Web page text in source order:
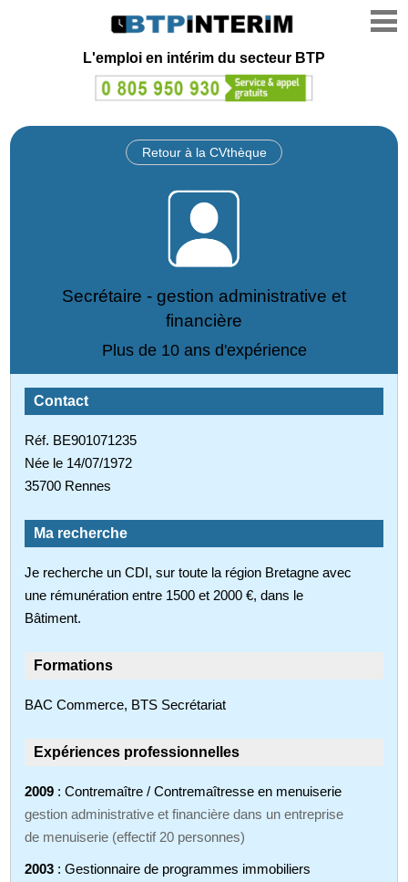
L'emploi en intérim du secteur BTP
Retour à la CVthèque
Secrétaire - gestion administrative et
financière
Plus de 10 ans d'expérience
Contact
Réf. BE901071235
Née le 14/07/1972
35700 Rennes
Ma recherche
Je recherche un CDI, sur toute la région Bretagne avec
une rémunération entre 1500 et 2000 €, dans le
Bâtiment.
Formations
BAC Commerce, BTS Secrétariat
Expériences professionnelles
2009 : Contremaître / Contremaîtresse en menuiserie
gestion administrative et financière dans un entreprise
de menuiserie (effectif 20 personnes)
2003 : Gestionnaire de programmes immobiliers